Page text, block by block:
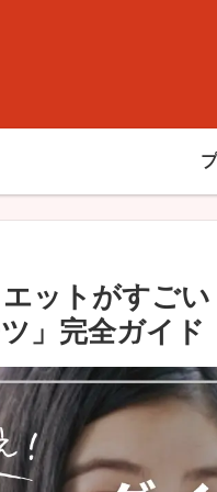
ットがすご
」完全ガイド